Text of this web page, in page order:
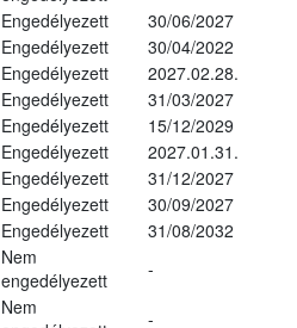
Engedélyezett
30/06/2027
Engedélyezett
30/04/2022
Engedélyezett
2027.02.28.
Engedélyezett
31/03/2027
Engedélyezett
15/12/2029
Engedélyezett
2027.01.31.
Engedélyezett
31/12/2027
Engedélyezett
30/09/2027
Engedélyezett
31/08/2032
Nem
engedélyezett
-
Nem
-